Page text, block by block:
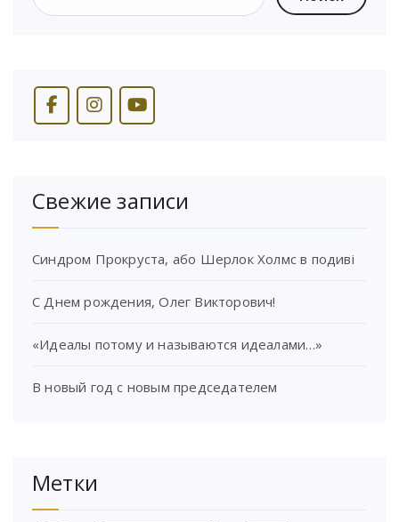
Свежие записи
Синдром Прокруста, або Шерлок Холмс в подиві
С Днем рождения, Олег Викторович!
«Идеалы потому и называются идеалами…»
В новый год с новым председателем
Метки